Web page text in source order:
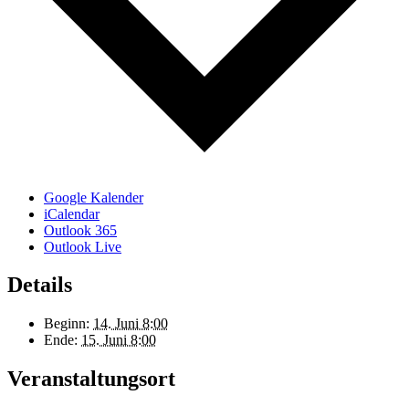
Google Kalender
iCalendar
Outlook 365
Outlook Live
Details
Beginn: 14. Juni 8:00
Ende: 15. Juni 8:00
Veranstaltungsort